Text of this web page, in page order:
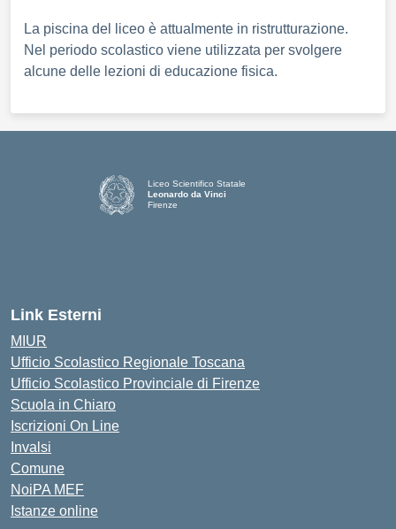
La piscina del liceo è attualmente in ristrutturazione.
Nel periodo scolastico viene utilizzata per svolgere
alcune delle lezioni di educazione fisica.
Liceo Scientifico Statale
Leonardo da Vinci
Firenze
Link Esterni
MIUR
Ufficio Scolastico Regionale Toscana
Ufficio Scolastico Provinciale di Firenze
Scuola in Chiaro
Iscrizioni On Line
Invalsi
Comune
NoiPA MEF
Istanze online